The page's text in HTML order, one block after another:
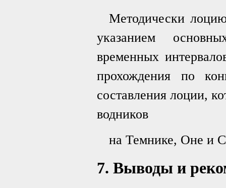
Методически
указанием
временных
прохождения по
составления лоции,
водников
на Темнике, Оне и
7. Выводы и